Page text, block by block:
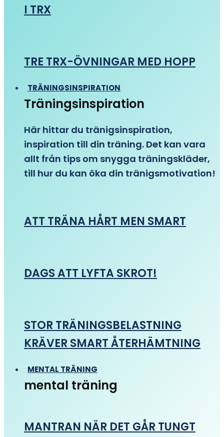
I TRX
TRE TRX-ÖVNINGAR MED HOPP
TRÄNINGSINSPIRATION
Träningsinspiration
Här hittar du tränigsinspiration,
inspiration till din träning. Det kan vara
allt från tips om snygga träningskläder,
till hur du kan öka din tränigsmotivation!
ATT TRÄNA HÅRT MEN SMART
DAGS ATT LYFTA SKROT!
STOR TRÄNINGSBELASTNING
KRÄVER SMART ÅTERHÄMTNING
MENTAL TRÄNING
mental träning
MANTRAN NÄR DET GÅR TUNGT